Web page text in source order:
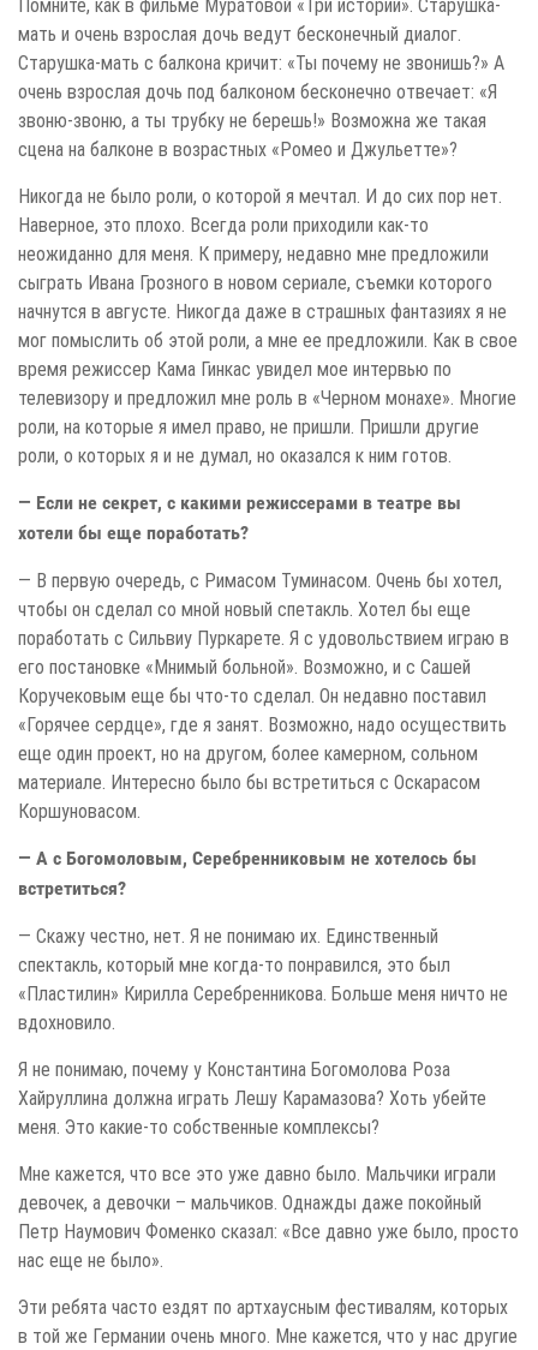
мать и очень взрослая дочь ведут бесконечный диалог.
Старушка-мать с балкона кричит: «Ты почему не звонишь?» А
очень взрослая дочь под балконом бесконечно отвечает: «Я
звоню-звоню, а ты трубку не берешь!» Возможна же такая
сцена на балконе в возрастных «Ромео и Джульетте»?
Никогда не было роли, о которой я мечтал. И до сих пор нет.
Наверное, это плохо. Всегда роли приходили как-то
неожиданно для меня. К примеру, недавно мне предложили
сыграть Ивана Грозного в новом сериале, съемки которого
начнутся в августе. Никогда даже в страшных фантазиях я не
мог помыслить об этой роли, а мне ее предложили. Как в свое
время режиссер Кама Гинкас увидел мое интервью по
телевизору и предложил мне роль в «Черном монахе». Многие
роли, на которые я имел право, не пришли. Пришли другие
роли, о которых я и не думал, но оказался к ним готов.
— Если не секрет, с какими режиссерами в театре вы
хотели бы еще поработать?
— В первую очередь, с Римасом Туминасом. Очень бы хотел,
чтобы он сделал со мной новый спетакль. Хотел бы еще
поработать с Сильвиу Пуркарете. Я с удовольствием играю в
его постановке «Мнимый больной». Возможно, и с Сашей
Коручековым еще бы что-то сделал. Он недавно поставил
«Горячее сердце», где я занят. Возможно, надо осуществить
еще один проект, но на другом, более камерном, сольном
материале. Интересно было бы встретиться с Оскарасом
Коршуновасом.
— А с Богомоловым, Серебренниковым не хотелось бы
встретиться?
— Скажу честно, нет. Я не понимаю их. Единственный
спектакль, который мне когда-то понравился, это был
«Пластилин» Кирилла Серебренникова. Больше меня ничто не
вдохновило.
Я не понимаю, почему у Константина Богомолова Роза
Хайруллина должна играть Лешу Карамазова? Хоть убейте
меня. Это какие-то собственные комплексы?
Мне кажется, что все это уже давно было. Мальчики играли
девочек, а девочки – мальчиков. Однажды даже покойный
Петр Наумович Фоменко сказал: «Все давно уже было, просто
нас еще не было».
Эти ребята часто ездят по артхаусным фестивалям, которых
в той же Германии очень много. Мне кажется, что у нас другие